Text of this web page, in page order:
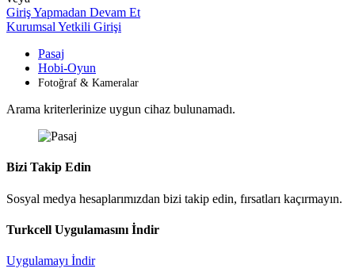
Giriş Yapmadan Devam Et
Kurumsal Yetkili Girişi
Pasaj
Hobi-Oyun
Fotoğraf & Kameralar
Arama kriterlerinize uygun cihaz bulunamadı.
Bizi Takip Edin
Sosyal medya hesaplarımızdan bizi takip edin, fırsatları kaçırmayın.
Turkcell Uygulamasını İndir
Uygulamayı İndir